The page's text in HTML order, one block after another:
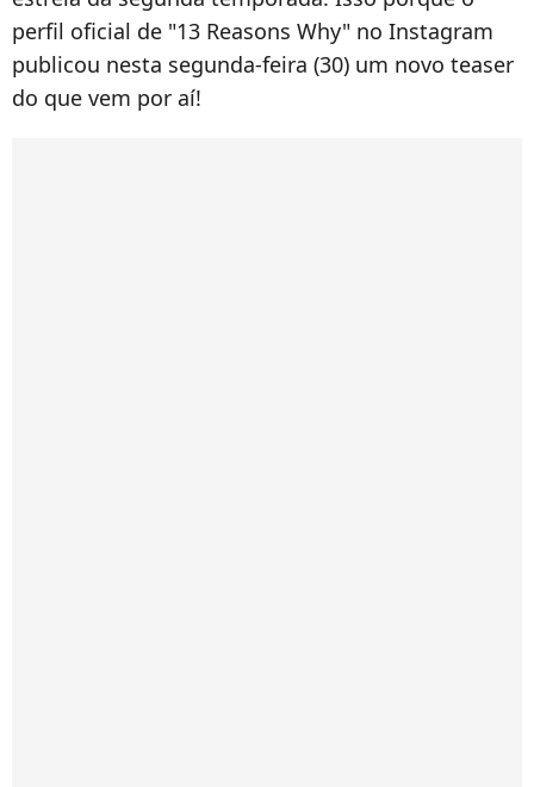
perfil oficial de "13 Reasons Why" no Instagram
publicou nesta segunda-feira (30) um novo teaser
do que vem por aí!